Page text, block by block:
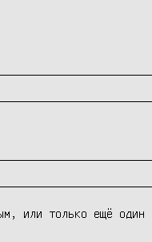
или только ещё один